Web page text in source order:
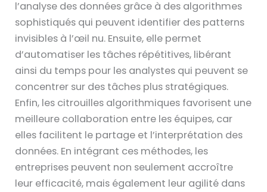
l’analyse des données grâce à des algorithmes
sophistiqués qui peuvent identifier des patterns
invisibles à l’œil nu. Ensuite, elle permet
d’automatiser les tâches répétitives, libérant
ainsi du temps pour les analystes qui peuvent se
concentrer sur des tâches plus stratégiques.
Enfin, les citrouilles algorithmiques favorisent une
meilleure collaboration entre les équipes, car
elles facilitent le partage et l’interprétation des
données. En intégrant ces méthodes, les
entreprises peuvent non seulement accroître
leur efficacité, mais également leur agilité dans